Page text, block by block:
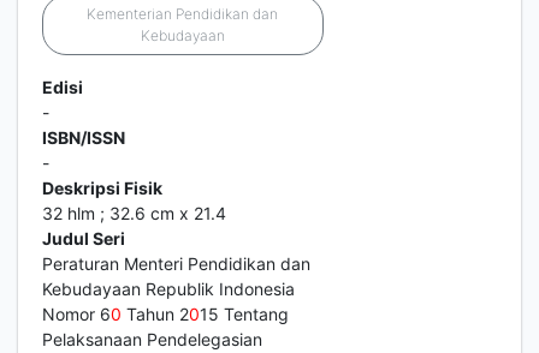
Kementerian Pendidikan dan
Kebudayaan
Edisi
-
ISBN/ISSN
-
Deskripsi Fisik
32 hlm ; 32.6 cm x 21.4
Judul Seri
Peraturan Menteri Pendidikan dan
Kebudayaan Republik Indonesia
Nomor 60 Tahun 2015 Tentang
Pelaksanaan Pendelegasian